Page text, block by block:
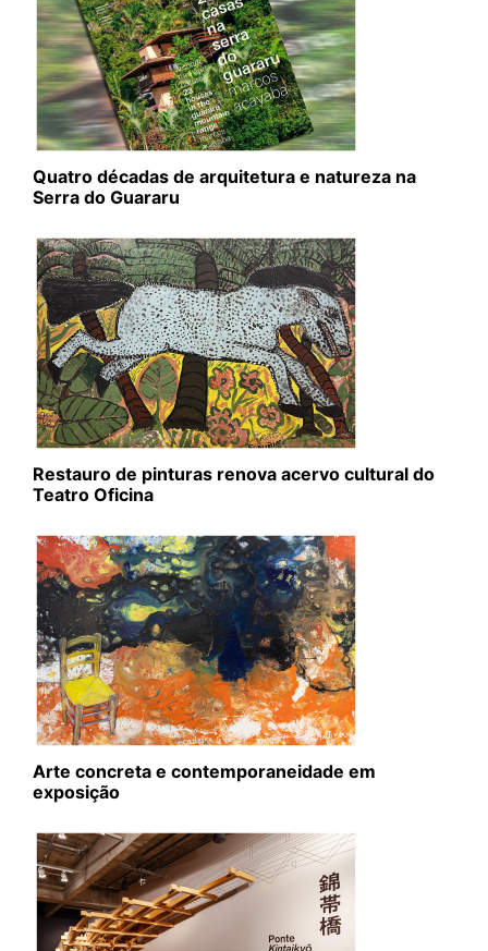
Quatro décadas de arquitetura e natureza na
Serra do Guararu
Restauro de pinturas renova acervo cultural do
Teatro Oficina
Arte concreta e contemporaneidade em
exposição